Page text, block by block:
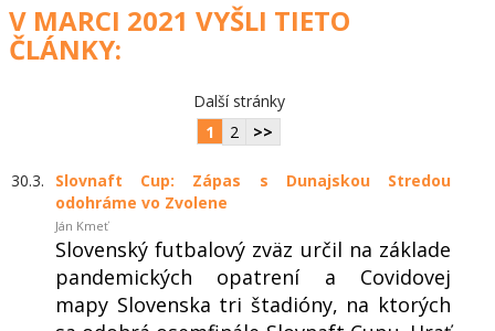
V MARCI 2021 VYŠLI TIETO
ČLÁNKY:
Další stránky
1
2 >>
30.3.
Slovnaft Cup: Zápas s Dunajskou Stredou
odohráme vo Zvolene
Ján Kmeť
Slovenský futbalový zväz určil na základe
pandemických opatrení a Covidovej
mapy Slovenska tri štadióny, na ktorých